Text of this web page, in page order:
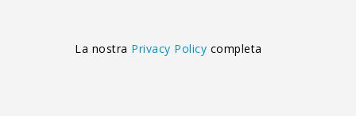
La nostra Privacy Policy completa